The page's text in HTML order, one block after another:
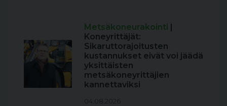
Metsäkoneurakointi
Koneyrittäjät:
Sikaruttorajoitusten
kustannukset eivät voi jäädä
yksittäisten
metsäkoneyrittäjien
kannettaviksi
04.08.2026